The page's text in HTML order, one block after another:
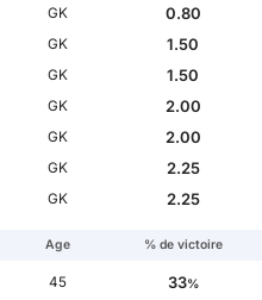
GK
0.80
GK
1.50
GK
1.50
GK
2.00
GK
2.00
GK
2.25
GK 2.25
Age % de victoire
45 33%